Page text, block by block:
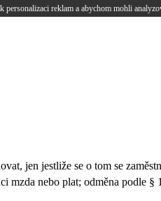
personalizaci reklam a abychom mohli
jen jestliže se o tom se
mzda nebo plat; odměna